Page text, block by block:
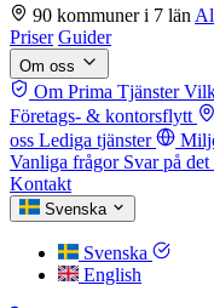
90 kommuner i 7 län
Priser Guider
Om oss
Om Prima Tjänster
Företags- & kontorsflytt
oss Lediga tjänster
Vanliga frågor Svar på
Kontakt
Svenska
Svenska
English